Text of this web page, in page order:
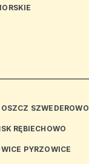
SZWEDEROWO
RĘBIECHOWO
PYRZOWICE